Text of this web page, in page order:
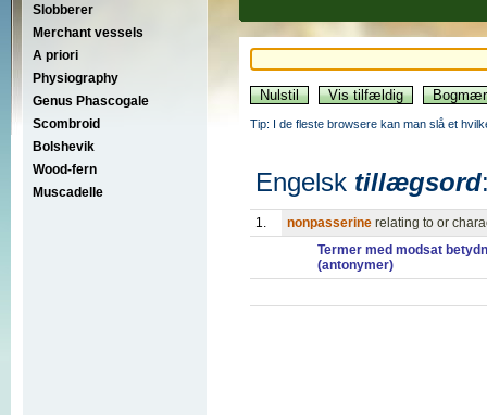
Slobberer
Merchant vessels
A priori
Physiography
Genus Phascogale
Scombroid
Bolshevik
Wood-fern
Muscadelle
Tip: I de fleste browsere kan man slå et
Engelsk tillægsord
1. nonpasserine relating to or
Termer med modsat
(antonymer)